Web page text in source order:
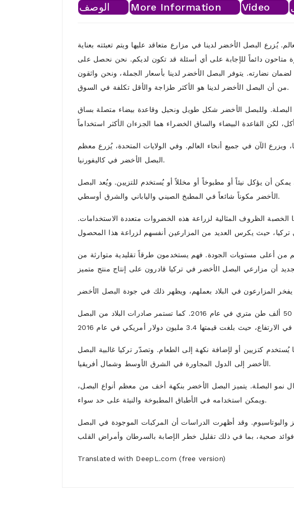
الوصف More Information Video
يُزرع البصل الأخضر لدينا في مزارع متعاقد عليها ويتم تعبئته بعناية
متاحون دائماً للإجابة على أي أسئلة قد تكون لديكم. نحن نحصل على
نضارته. يتوفر البصل الأخضر لدينا بأسعار الجملة، ونحن واثقون
من أن البصل الأخضر لدينا هو الأكثر طزاجة والأقل تكلفة في السوق.
وللبصل الأخضر شكل طويل ونحيل وقاعدة بيضاء متصلة بساق
الآن في جميع أنحاء العالم. وفي الولايات المتحدة، يُزرع معظم
البصل الأخضر في كاليفورنيا.
أن يؤكل نيئاً أو مطبوخاً أو مخللاً أو يُستخدم للتزيين. ويُعد البصل
الأخضر مكوناً شائعاً في المطبخ الصيني والياباني والشرق أوسطي.
الخصبة الظروف المثالية لزراعة هذه الخضروات متعددة الاستخدامات.
أعلى مستويات الجودة. فهم يستخدمون طرقاً تقليدية متوارثة من
تُعد تركيا واحدة من أكبر منتجي البصل الأخضر في العالم، حيث بلغ حجم إنتاجها ما يقرب من 50 ألف طن متري في عام 2016. كما تستمر صادرات البلاد من البصل
كتزيين أو لإضافة نكهة إلى الطعام. وتصدّر تركيا غالبية البصل
الأخضر إلى الدول المجاورة في الشرق الأوسط وشمال أفريقيا.
نمو البصلة. يتميز البصل الأخضر بنكهة أخف من معظم أنواع البصل،
ويمكن استخدامه في الأطباق المطبوخة والنيئة على حد سواء.
والبوتاسيوم. وقد أظهرت الدراسات أن المركبات الموجودة في البصل
Translated with DeepL.com (free version)